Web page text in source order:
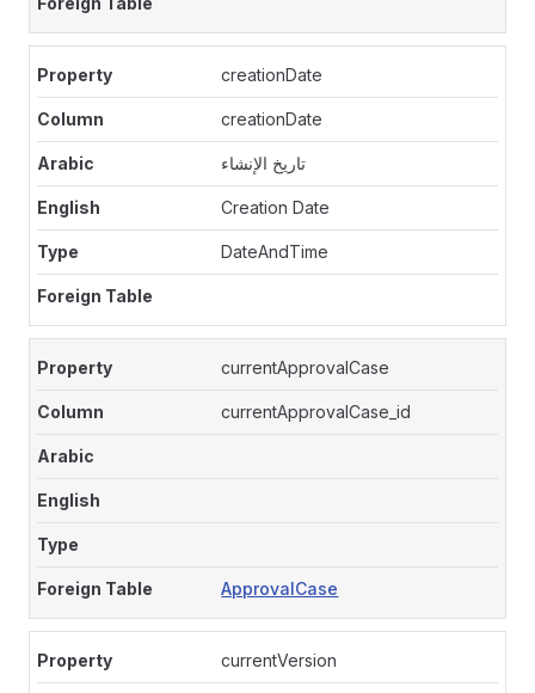
creationDate
creationDate
تاريخ الإنشاء
Creation Date
DateAndTime
currentApprovalCase
currentApprovalCase_id
ApprovalCase
currentVersion